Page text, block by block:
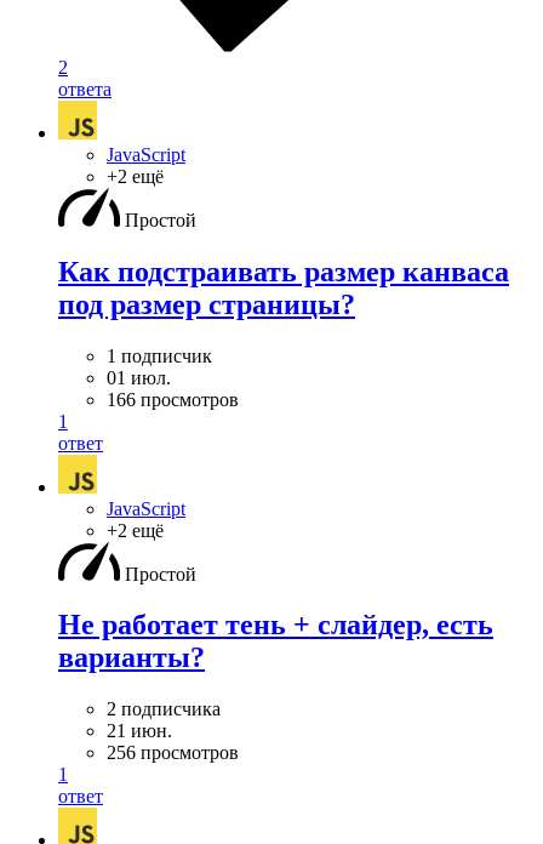
2
ответа
JavaScript
+2 ещё
Простой
Как подстраивать размер канваса
под размер страницы?
1 подписчик
01 июл.
166 просмотров
1
ответ
JavaScript
+2 ещё
Простой
Не работает тень + слайдер, есть
варианты?
2 подписчика
21 июн.
256 просмотров
1
ответ